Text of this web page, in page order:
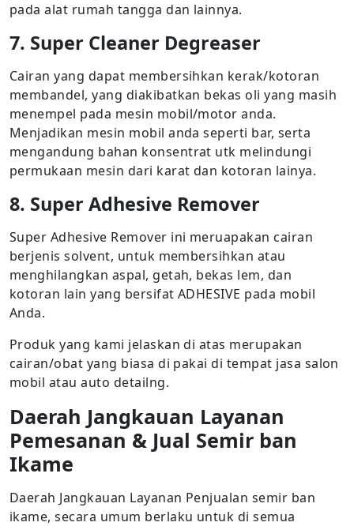
pada alat rumah tangga dan lainnya.
7. Super Cleaner Degreaser
Cairan yang dapat membersihkan kerak/kotoran
membandel, yang diakibatkan bekas oli yang masih
menempel pada mesin mobil/motor anda.
Menjadikan mesin mobil anda seperti bar, serta
mengandung bahan konsentrat utk melindungi
permukaan mesin dari karat dan kotoran lainya.
8. Super Adhesive Remover
Super Adhesive Remover ini meruapakan cairan
berjenis solvent, untuk membersihkan atau
menghilangkan aspal, getah, bekas lem, dan
kotoran lain yang bersifat ADHESIVE pada mobil
Anda.
Produk yang kami jelaskan di atas merupakan
cairan/obat yang biasa di pakai di tempat jasa salon
mobil atau auto detailng.
Daerah Jangkauan Layanan
Pemesanan & Jual Semir ban
Ikame
Daerah Jangkauan Layanan Penjualan semir ban
ikame, secara umum berlaku untuk di semua